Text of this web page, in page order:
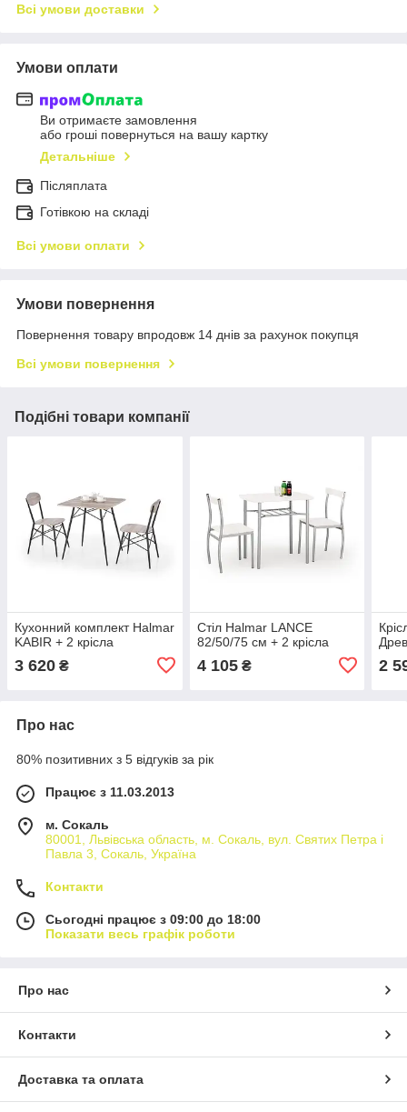
Всі умови доставки
Умови оплати
Ви отримаєте замовлення
або гроші повернуться на вашу картку
Детальніше
Післяплата
Готівкою на складі
Всі умови оплати
Умови повернення
Повернення товару впродовж 14 днів за рахунок покупця
Всі умови повернення
Подібні товари компанії
Кухонний комплект Halmar
KABIR + 2 крісла
3 620 ₴
Стіл Halmar LANCE
82/50/75 см + 2 крісла
4 105₴ 2
Про нас
80% позитивних з 5 відгуків за рік
Працює з 11.03.2013
м. Сокаль
80001, Львівська область, м. Сокаль, вул. Святих Петра і
Павла 3, Сокаль, Україна
Контакти
Сьогодні працює з 09:00 до 18:00
Показати весь графік роботи
Про нас
Контакти
Доставка та оплата